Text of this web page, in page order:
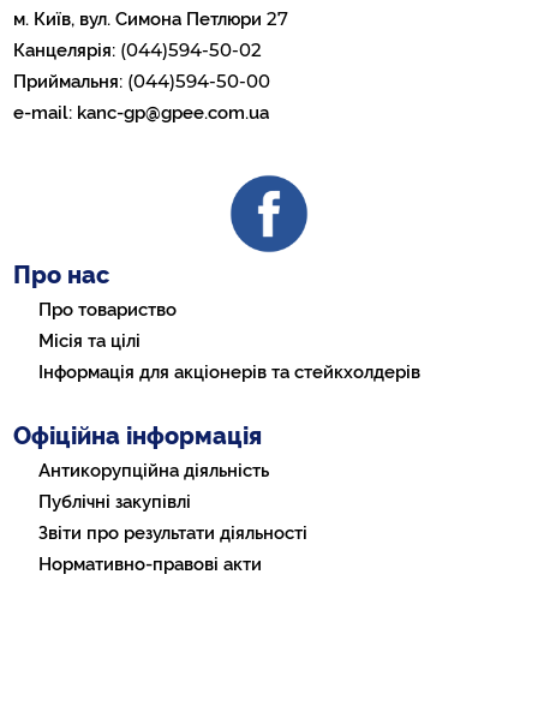
м. Київ, вул. Симона Петлюри27
Канцелярія: (044)594-50-02
Приймальня: (044)594-50-00
e-mail: kanc-gp@gpee.com.ua
Про нас
Про товариство
Місія та цілі
Інформація для акціонерів та стейкхолдерів
Офіційна інформація
Антикорупційна діяльність
Публічні закупівлі
Звіти про результати діяльності
Нормативно-правові акти